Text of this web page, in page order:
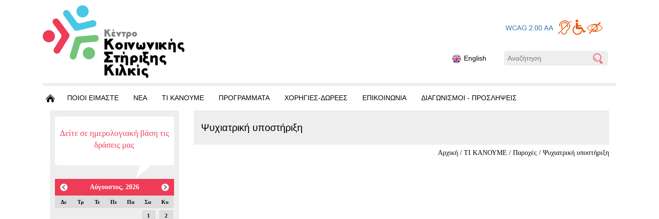
English
ΠΟΙΟΙ ΕΙΜΑΣΤΕ ΝΕΑ ΤΙ ΚΑΝΟΥΜΕ ΠΡΟΓΡΑΜΜΑΤΑ ΧΟΡΗΓΙΕΣ-ΔΩΡΕΕΣ ΕΠΙΚΟΙΝΩΝΙΑ ΔΙΑΓΩΝΙΣΜΟΙ - ΠΡΟΣΛΗΨΕΙΣ
Δείτε σε ημερολογιακή βάση τις
δράσεις μας
Αύγουστος, 2026
Δε Τρ Τε Πε Πα Σα Κυ
1 2
Ψυχιατρική υποστήριξη
Αρχική / ΤΙ ΚΑΝΟΥΜΕ / Παροχές / Ψυχιατρική υποστήριξη